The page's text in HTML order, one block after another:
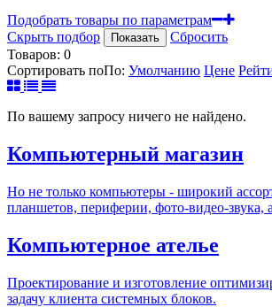
Подобрать товары по параметрам
Скрыть подбор
Показать
Сбросить
Товаров: 0
Сортировать поПо: Умолчанию Цене
По вашему запросу ничего не найдено.
Компьютерный магазин
Но не только компьютеры - широкий
планшетов, периферии, фото-видео-звука,
Компьютерное ателье
Проектирование и изготовление
задачу клиента системных блоков.